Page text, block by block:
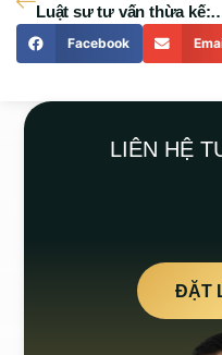
Luật sư tư vấn thừa kế: Tránh
Facebook
LIÊN HỆ
ĐẶT